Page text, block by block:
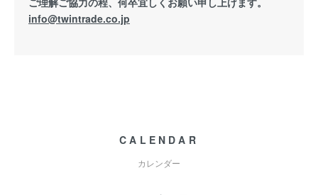
info@twintrade.co.jp
CALENDAR
カレンダー